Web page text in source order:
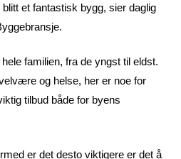
et fantastisk bygg, sier daglig
familien, fra de yngst til eldst.
og helse, her er noe for
tilbud både for byens
er det desto viktigere er det å